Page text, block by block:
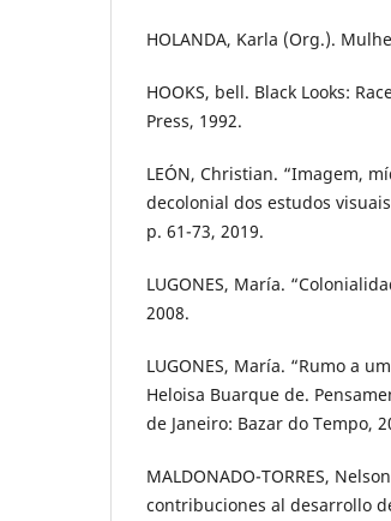
HOLANDA, Karla (Org.).
HOOKS, bell. Black Looks:
Press, 1992.
LEÓN, Christian. “Imagem,
decolonial dos estudos
p. 61-73, 2019.
LUGONES, María.
2008.
LUGONES, María. “Rumo a
Heloisa Buarque de.
de Janeiro: Bazar do Tempo,
MALDONADO-TORRES,
contribuciones al desarrollo